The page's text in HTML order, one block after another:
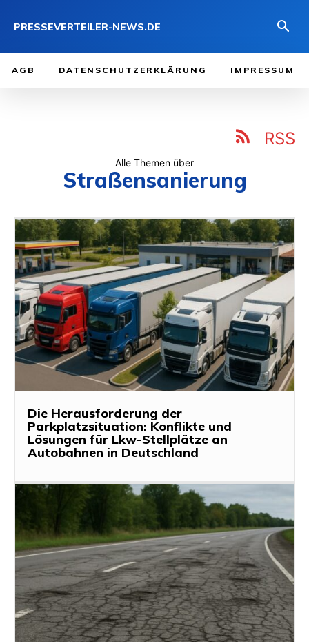
PRESSEVERTEILER-NEWS.DE
AGB DATENSCHUTZERKLÄRUNG IMPRESSUM
RSS
Alle Themen über
Straßensanierung
Die Herausforderung der
Parkplatzsituation: Konflikte und
Lösungen für Lkw-Stellplätze an
Autobahnen in Deutschland